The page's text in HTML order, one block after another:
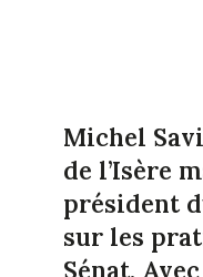
Michel
de l’Isère
président
sur les
Sénat.